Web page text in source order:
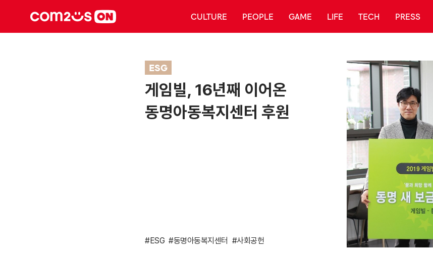
CULTURE PEOPLE GAME LIFE TECH PRESS
ESG
게임빌, 16년째 이어온
동명아동복지센터 후원
#ESG #동명아동복지센터 #사회공헌